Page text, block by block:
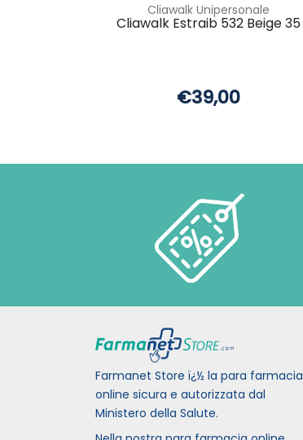
Cliawalk Unipersonale
Cliawalk Estraib 532 Beige 35
€39,00
Farmanet Store ï¿½ la para farmacia
online sicura e autorizzata dal
Ministero della Salute.